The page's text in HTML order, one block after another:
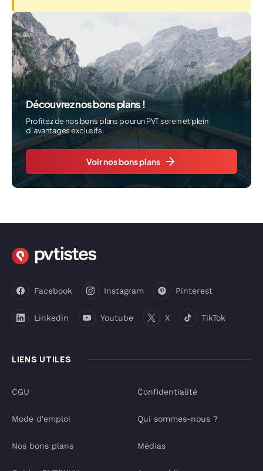
Découvrez nos bons plans !
Profitez de nos bons plans pour un PVT serein et plein
d’avantages exclusifs.
Voir nos bons plans
LIENS UTILES
Facebook Instagram Pinterest
Linkedin Youtube X TikTok
CGU
Mode d'emploi
Nos bons plans
Confidentialité
Qui sommes-nous ?
Médias